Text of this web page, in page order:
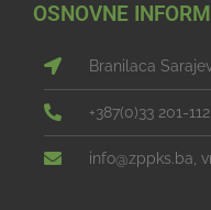
OSNOVNE
Branilaca
+387(0)33 201-
info@zppks.ba,